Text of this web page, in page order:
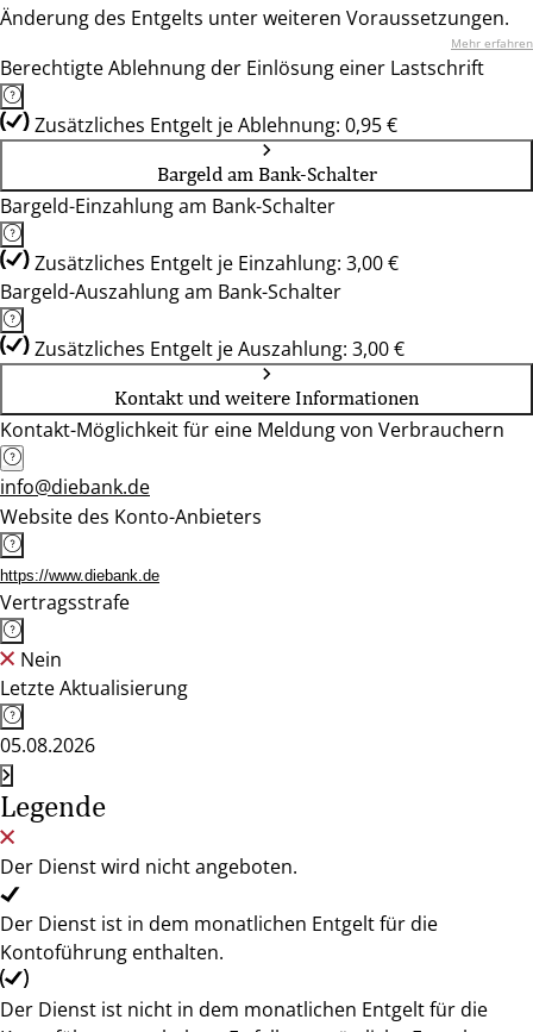
Änderung des Entgelts unter weiteren Voraussetzungen.
Mehr erfahren
Berechtigte Ablehnung der Einlösung einer Lastschrift
Zusätzliches Entgelt je Ablehnung: 0,95 €
Bargeld am Bank-Schalter
Bargeld-Einzahlung am Bank-Schalter
Zusätzliches Entgelt je Einzahlung: 3,00 €
Bargeld-Auszahlung am Bank-Schalter
Zusätzliches Entgelt je Auszahlung: 3,00 €
Kontakt und weitere Informationen
Kontakt-Möglichkeit für eine Meldung von Verbrauchern
info@diebank.de
Website des Konto-Anbieters
https://www.diebank.de
Vertragsstrafe
Nein
Letzte Aktualisierung
05.08.2026
Legende
Der Dienst wird nicht angeboten.
Der Dienst ist in dem monatlichen Entgelt für die
Kontoführung enthalten.
Der Dienst ist nicht in dem monatlichen Entgelt für die